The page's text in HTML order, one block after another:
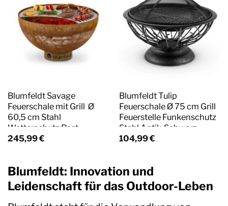
Blumfeldt Savage
Feuerschale mit Grill Ø
60,5 cm Stahl
Wetterschutz Rost
245,99€
Blumfeldt Tulip
Feuerschale Ø 75 cm Grill
Feuerstelle Funkenschutz
Stahl Antik-Schwarz
104,99€
Blumfeldt: Innovation und
Leidenschaft für das Outdoor-Leben